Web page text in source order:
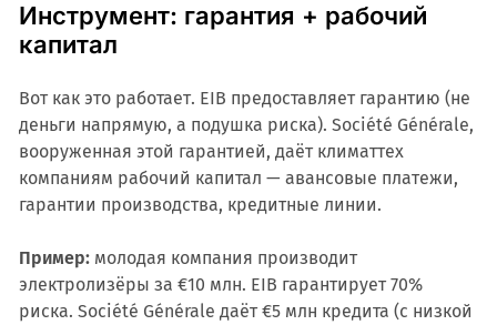
Инструмент: гарантия + рабочий
капитал
Вот как это работает. EIB предоставляет гарантию (не
деньги напрямую, а подушка риска). Société Générale,
вооруженная этой гарантией, даёт климаттех
компаниям рабочий капитал — авансовые платежи,
гарантии производства, кредитные линии.
Пример:молодая компания производит
электролизёры за €10 млн. EIB гарантирует 70%
риска. Société Générale даёт €5 млн кредита (с низкой